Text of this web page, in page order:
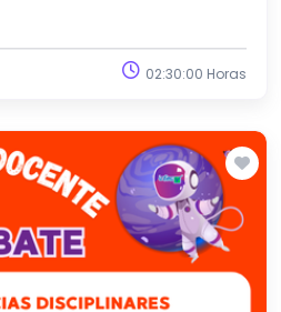
02:30:00 Horas